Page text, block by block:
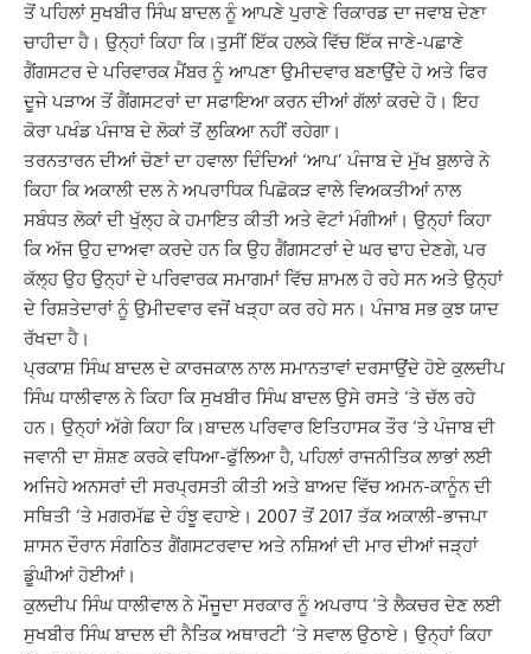
ਤੋਂ ਪਹਿਲਾਂ ਸੁਖਬੀਰ ਸਿੰਘ ਬਾਦਲ ਨੂੰ ਆਪਣੇ ਪੁਰਾਣੇ ਰਿਕਾਰਡ ਦਾ ਜਵਾਬ ਦੇਣਾ
ਚਾਹੀਦਾ ਹੈ। ਉਨ੍ਹਾਂ ਕਿਹਾ ਕਿ।ਤੁਸੀਂ ਇੱਕ ਹਲਕੇ ਵਿੱਚ ਇੱਕ ਜਾਣੇ-ਪਛਾਣੇ
ਗੈਂਗਸਟਰ ਦੇ ਪਰਿਵਾਰਕ ਮੈਂਬਰ ਨੂੰ ਆਪਣਾ ਉਮੀਦਵਾਰ ਬਣਾਉਂਦੇ ਹੋ ਅਤੇ ਫਿਰ
ਦੂਜੇ ਪੜਾਅ ਤੋਂ ਗੈਂਗਸਟਰਾਂ ਦਾ ਸਫਾਇਆ ਕਰਨ ਦੀਆਂ ਗੱਲਾਂ ਕਰਦੇ ਹੋ। ਇਹ
ਕੋਰਾ ਪਖੰਡ ਪੰਜਾਬ ਦੇ ਲੋਕਾਂ ਤੋਂ ਲੁਕਿਆ ਨਹੀਂ ਰਹੇਗਾ।
ਤਰਨਤਾਰਨ ਦੀਆਂ ਚੋਣਾਂ ਦਾ ਹਵਾਲਾ ਦਿੰਦਿਆਂ ‘ਆਪ’ ਪੰਜਾਬ ਦੇ ਮੁੱਖ ਬੁਲਾਰੇ ਨੇ
ਕਿਹਾ ਕਿ ਅਕਾਲੀ ਦਲ ਨੇ ਅਪਰਾਧਿਕ ਪਿਛੋਕੜ ਵਾਲੇ ਵਿਅਕਤੀਆਂ ਨਾਲ
ਸਬੰਧਤ ਲੋਕਾਂ ਦੀ ਖੁੱਲ੍ਹ ਕੇ ਹਮਾਇਤ ਕੀਤੀ ਅਤੇ ਵੋਟਾਂ ਮੰਗੀਆਂ। ਉਨ੍ਹਾਂ ਕਿਹਾ
ਕਿ ਅੱਜ ਉਹ ਦਾਅਵਾ ਕਰਦੇ ਹਨ ਕਿ ਉਹ ਗੈਂਗਸਟਰਾਂ ਦੇ ਘਰ ਢਾਹ ਦੇਣਗੇ, ਪਰ
ਕੱਲ੍ਹ ਉਹ ਉਨ੍ਹਾਂ ਦੇ ਪਰਿਵਾਰਕ ਸਮਾਗਮਾਂ ਵਿੱਚ ਸ਼ਾਮਲ ਹੋ ਰਹੇ ਸਨ ਅਤੇ ਉਨ੍ਹਾਂ
ਦੇ ਰਿਸ਼ਤੇਦਾਰਾਂ ਨੂੰ ਉਮੀਦਵਾਰ ਵਜੋਂ ਖੜ੍ਹਾ ਕਰ ਰਹੇ ਸਨ। ਪੰਜਾਬ ਸਭ ਕੁਝ ਯਾਦ
ਰੱਖਦਾ ਹੈ।
ਪ੍ਰਕਾਸ਼ ਸਿੰਘ ਬਾਦਲ ਦੇ ਕਾਰਜਕਾਲ ਨਾਲ ਸਮਾਨਤਾਵਾਂ ਦਰਸਾਉਂਦੇ ਹੋਏ ਕੁਲਦੀਪ
ਸਿੰਘ ਧਾਲੀਵਾਲ ਨੇ ਕਿਹਾ ਕਿ ਸੁਖਬੀਰ ਸਿੰਘ ਬਾਦਲ ਉਸੇ ਰਸਤੇ ‘ਤੇ ਚੱਲ ਰਹੇ
ਹਨ। ਉਨ੍ਹਾਂ ਅੱਗੇ ਕਿਹਾ ਕਿ।ਬਾਦਲ ਪਰਿਵਾਰ ਇਤਿਹਾਸਕ ਤੌਰ ‘ਤੇ ਪੰਜਾਬ ਦੀ
ਜਵਾਨੀ ਦਾ ਸ਼ੋਸ਼ਣ ਕਰਕੇ ਵਧਿਆ-ਫੁੱਲਿਆ ਹੈ, ਪਹਿਲਾਂ ਰਾਜਨੀਤਿਕ ਲਾਭਾਂ ਲਈ
ਅਜਿਹੇ ਅਨਸਰਾਂ ਦੀ ਸਰਪ੍ਰਸਤੀ ਕੀਤੀ ਅਤੇ ਬਾਅਦ ਵਿੱਚ ਅਮਨ-ਕਾਨੂੰਨ ਦੀ
ਸਥਿਤੀ ‘ਤੇ ਮਗਰਮੱਛ ਦੇ ਹੰਝੂ ਵਹਾਏ। 2007 ਤੋਂ 2017 ਤੱਕ ਅਕਾਲੀ-ਭਾਜਪਾ
ਸ਼ਾਸਨ ਦੌਰਾਨ ਸੰਗਠਿਤ ਗੈਂਗਸਟਰਵਾਦ ਅਤੇ ਨਸ਼ਿਆਂ ਦੀ ਮਾਰ ਦੀਆਂ ਜੜ੍ਹਾਂ
ਡੂੰਘੀਆਂ ਹੋਈਆਂ।
ਕੁਲਦੀਪ ਸਿੰਘ ਧਾਲੀਵਾਲ ਨੇ ਮੌਜੂਦਾ ਸਰਕਾਰ ਨੂੰ ਅਪਰਾਧ ‘ਤੇ ਲੈਕਚਰ ਦੇਣ ਲਈ
ਸੁਖਬੀਰ ਸਿੰਘ ਬਾਦਲ ਦੀ ਨੈਤਿਕ ਅਥਾਰਟੀ ‘ਤੇ ਸਵਾਲ ਉਠਾਏ। ਉਨ੍ਹਾਂ ਕਿਹਾ